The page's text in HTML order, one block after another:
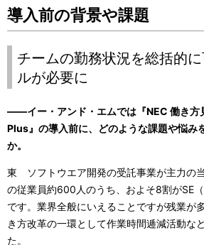
導入前の背景や課題
チームの勤務状況を総括的
ルが必要に
――イー・アンド・エムでは『NEC 働き方
Plus』の導入前に、どのような課題や悩み
か。
東 ソフトウエア開発の受託事業が主力の
の従業員約600人のうち、およそ8割がSE（
です。業界全般にいえることですが残業が
き方改革の一環として作業時間逓減活動な
た。